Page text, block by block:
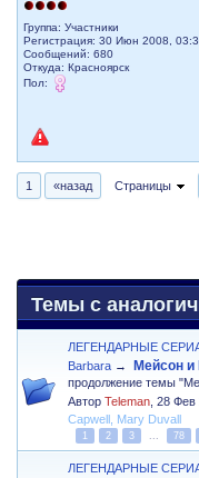
Группа: Участники
Регистрация: 30 Июн 2008,
Сообщений: 680
Откуда: Красноярск
Пол:
1 «назад Страницы
Темы с
ЛЕГЕНДАРНЫЕ
Barbara → Мейсон и
продолжение темы
АвторTeleman ,28 Фев
Capwell , Mary Duvall
1 2 3 ... 78
ЛЕГЕНДАРНЫЕ